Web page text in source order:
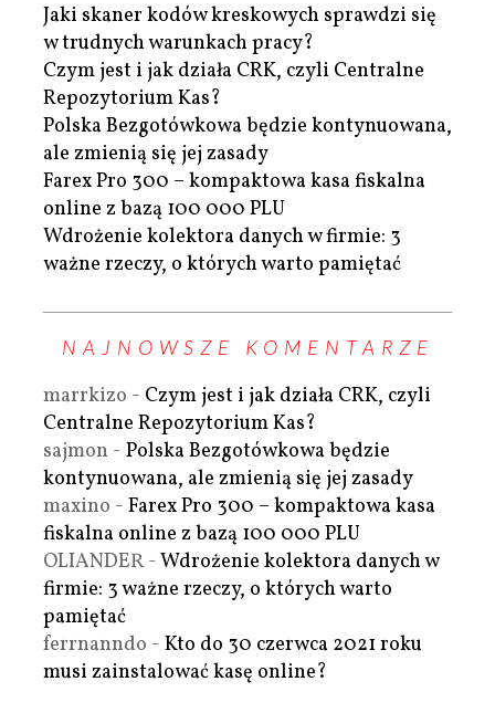
Jaki skaner kodów kreskowych sprawdzi się
w trudnych warunkach pracy?
Czym jest i jak działa CRK, czyli Centralne
Repozytorium Kas?
Polska Bezgotówkowa będzie kontynuowana,
ale zmienią się jej zasady
Farex Pro 300 – kompaktowa kasa fiskalna
online z bazą 100 000 PLU
Wdrożenie kolektora danych w firmie: 3
ważne rzeczy, o których warto pamiętać
NAJNOWSZE KOMENTARZE
marrkizo - Czym jest i jak działa CRK, czyli
Centralne Repozytorium Kas?
sajmon - Polska Bezgotówkowa będzie
kontynuowana, ale zmienią się jej zasady
maxino - Farex Pro 300 – kompaktowa kasa
fiskalna online z bazą 100 000 PLU
OLIANDER-Wdrożenie kolektora danych w
firmie: 3 ważne rzeczy, o których warto
pamiętać
ferrnanndo - Kto do 30 czerwca 2021 roku
musi zainstalować kasę online?